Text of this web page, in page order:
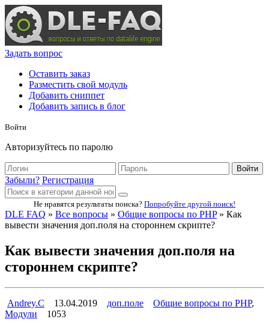
Задать вопрос
Оставить заказ
Разместить свой модуль
Добавить сниппет
Добавить запись в блог
Войти
Авторизуйтесь по паролю
Войти
Забыли? Регистрация
Не нравятся результаты поиска? Попробуйте другой поиск!
DLE FAQ » Все вопросы » Общие вопросы по PHP» Как
вывести значения доп.поля на стороннем скрипте?
Как вывести значения доп.поля на
стороннем скрипте?
Andrey.C 13.04.2019 доп.поле Общие вопросы по PHP,
Модули
1053